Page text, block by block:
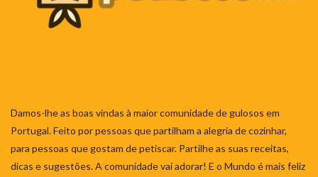
Damos-lhe as boas vindas à maior comunidade de gulosos em
Portugal. Feito por pessoas que partilham a alegria de cozinhar,
para pessoas que gostam de petiscar. Partilhe as suas receitas,
dicas e sugestões. A comunidade vai adorar! E o Mundo é mais feliz